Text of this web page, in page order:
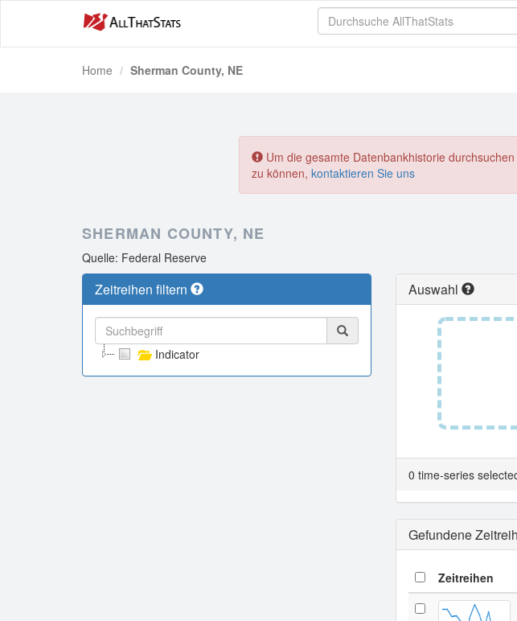
Home Sherman County, NE
Um die gesamte Datenbankhistorie
zu können, kontaktieren Sie uns
SHERMAN COUNTY, NE
Quelle: Federal Reserve
Zeitreihen filtern
Indicator
Auswahl
0 time-series
Gefundene
Zeitreihen